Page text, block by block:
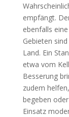
empfängt.
ebenfalls
Gebieten
Land. Ein
etwa vom
Besserung
zudem
begeben
Einsatz